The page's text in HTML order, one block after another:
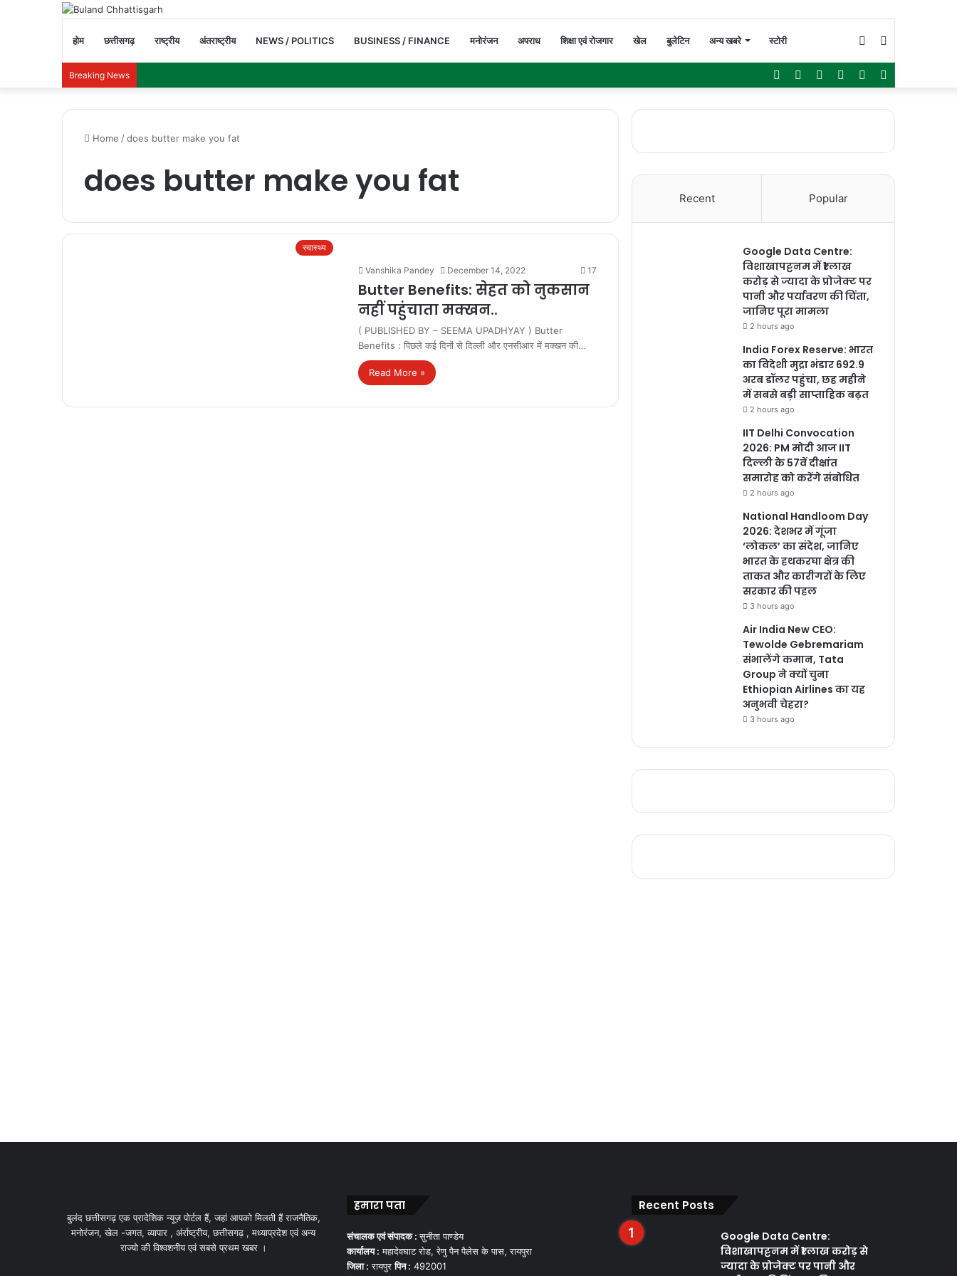
होम छत्तीसगढ़ राष्ट्रीय अंतराष्ट्रीय NEWS / POLITICS BUSINESS / FINANCE मनोरंजन अपराध शिक्षा एवं रोजगार खेल बुलेटिन अन्य खबरे स्टोरी Switch
skin
Breaking News WhatsApp
Instagram
YouTube
Twitter
Facebook
Home /does butter make you fat
does butter make you fat
स्वास्थ्य
Vanshika Pandey December 14, 2022 17
Butter Benefits: सेहत को नुकसान
नहीं पहुंचाता मक्खन..
( PUBLISHED BY – SEEMA UPADHYAY ) Butter
Benefits : पिछले कई दिनों से दिल्ली और एनसीआर में मक्खन की…
Read More »
Recent Popular
Google Data Centre:
विशाखापट्टनम में ₹1 लाख
करोड़ से ज्यादा के प्रोजेक्ट पर
पानी और पर्यावरण की चिंता,
जानिए पूरा मामला
2 hours ago
India Forex Reserve: भारत
का विदेशी मुद्रा भंडार 692.9
अरब डॉलर पहुंचा, छह महीने
में सबसे बड़ी साप्ताहिक बढ़त
2 hours ago
IIT Delhi Convocation
2026: PM मोदी आज IIT
दिल्ली के 57वें दीक्षांत
समारोह को करेंगे संबोधित
2 hours ago
National Handloom Day
2026: देशभर में गूंजा
‘लोकल’ का संदेश, जानिए
भारत के हथकरघा क्षेत्र की
ताकत और कारीगरों के लिए
सरकार की पहल
3 hours ago
Air India New CEO:
Tewolde Gebremariam
संभालेंगे कमान, Tata
Group ने क्यों चुना
Ethiopian Airlines का यह
अनुभवी चेहरा?
3 hours ago
बुलंद छत्तीसगढ़ एक प्रादेशिक न्यूज़ पोर्टल हैं, जहां आपको मिलती हैं राजनैतिक,
मनोरंजन, खेल -जगत, व्यापार , अंर्राष्ट्रीय, छत्तीसगढ़ , मध्याप्रदेश एवं अन्य
राज्यो की विश्वशनीय एवं सबसे प्रथम खबर ।
हमारा पता
संचालक एवं संपादक :सुनीता पाण्डेय
कार्यालय : महादेवघाट रोड, रेणु पैन पैलेस के पास, रायपुरा
जिला : रायपुरपिन : 492001
Recent Posts
Google Data Centre:
विशाखापट्टनम में ₹1 लाख करोड़ से
ज्यादा के प्रोजेक्ट पर पानी और